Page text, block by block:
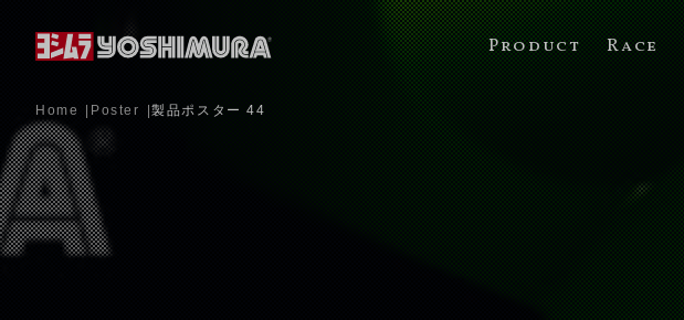
Product Race
Home Poster 製品ポスター 44